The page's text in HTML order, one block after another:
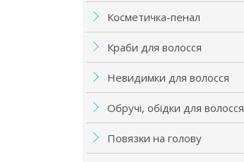
Косметичка-пенал
Краби для волосся
Невидимки для волосся
Обручі, обідки для волосся
Повязки на голову